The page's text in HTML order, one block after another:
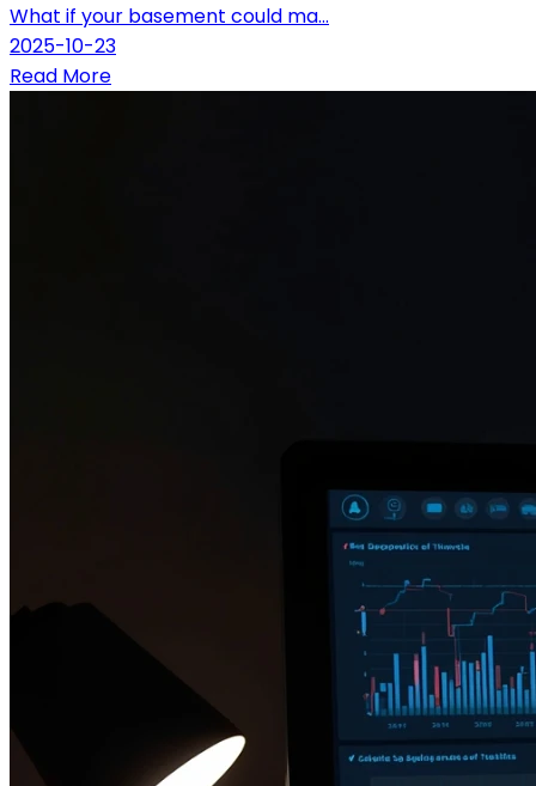
What if your basement could ma...
2025-10-23
Read More